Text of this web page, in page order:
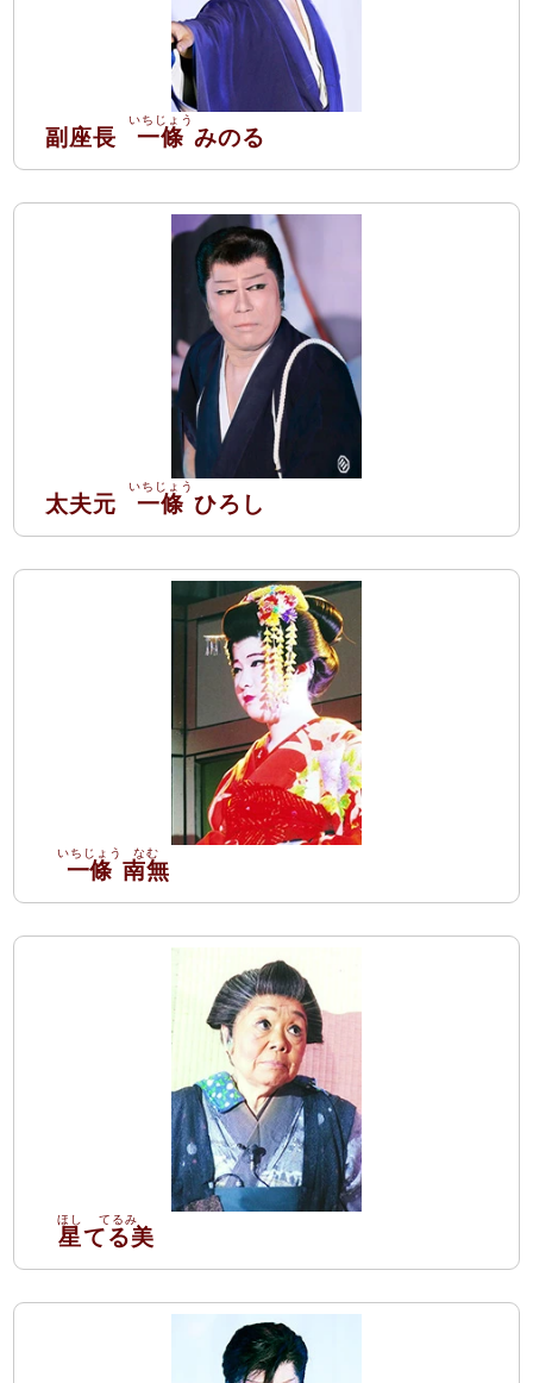
副座長 一條 みのる
太夫元 一條 ひろし
一條 南無
星てる美